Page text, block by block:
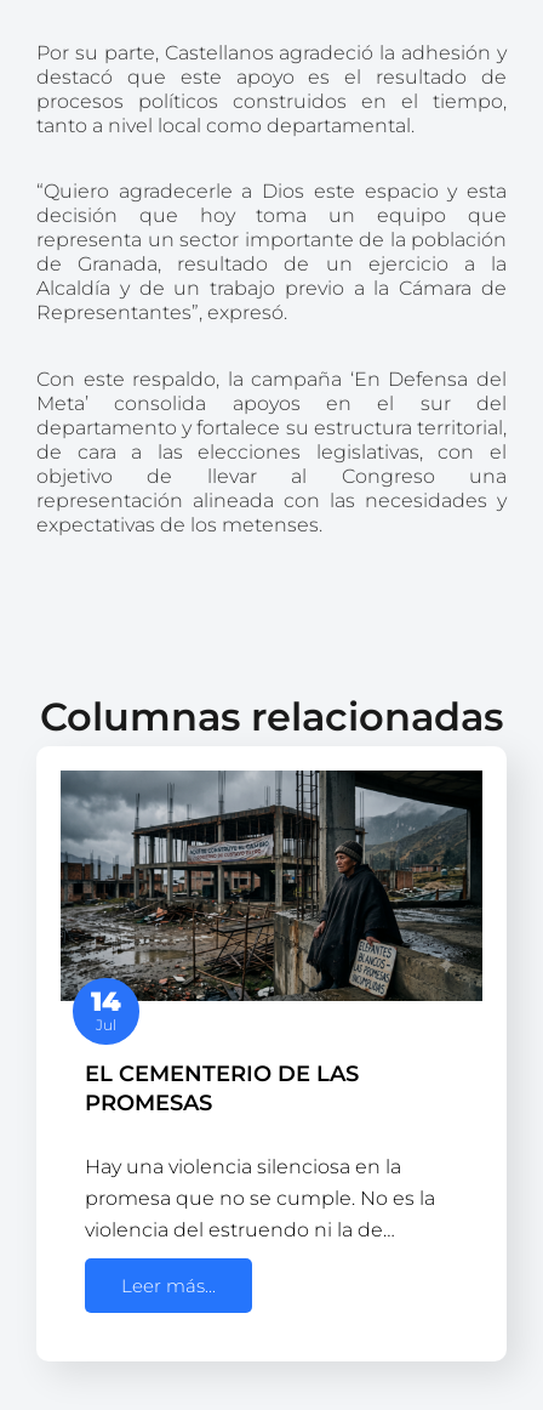
Por su parte, Castellanos agradeció la adhesión y
destacó que este apoyo es el resultado de
procesos políticos construidos en el tiempo,
tanto a nivel local como departamental.
“Quiero agradecerle a Dios este espacio y esta
decisión que hoy toma un equipo que
representa un sector importante de la población
de Granada, resultado de un ejercicio a la
Alcaldía y de un trabajo previo a la Cámara de
Representantes”, expresó.
Con este respaldo, la campaña ‘En Defensa del
Meta’ consolida apoyos en el sur del
departamento y fortalece su estructura territorial,
de cara a las elecciones legislativas, con el
objetivo de llevar al Congreso una
representación alineada con las necesidades y
expectativas de los metenses.
Columnas relacionadas
14
Jul
EL CEMENTERIO DE LAS
PROMESAS
Hay una violencia silenciosa en la
promesa que no se cumple. No es la
violencia del estruendo ni la de…
Leer más...